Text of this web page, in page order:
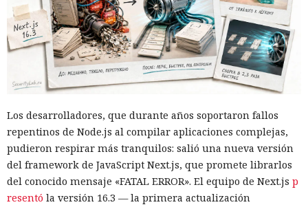
Los desarrolladores, que durante años soportaron fallos
repentinos de Node.js al compilar aplicaciones complejas,
pudieron respirar más tranquilos: salió una nueva versión
del framework de JavaScript Next.js, que promete librarlos
del conocido mensaje «FATAL ERROR». El equipo de Next.js p
resentó la versión 16.3 — la primera actualización